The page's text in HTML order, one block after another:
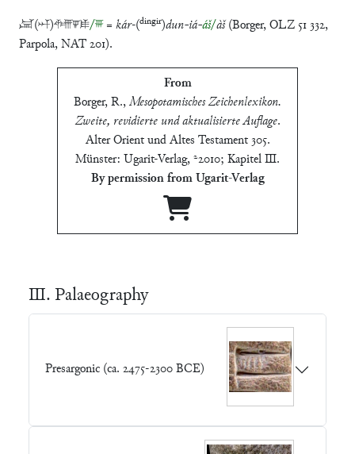
𒃸(𒀭)𒂄𒐊𒀾/𒐋= kár-(dingir)dun-iá-áš/àš(Borger, OLZ 51 332,
Parpola, NAT 201).
From
Borger, R.,Mesopotamisches Zeichenlexikon.
Zweite, revidierte und aktualisierte Auflage.
Alter Orient und Altes Testament 305.
Münster: Ugarit-Verlag, ²2010; Kapitel Ⅲ.
By permission from Ugarit-Verlag
Ⅲ. Palaeography
Presargonic (ca. 2475-2300 BCE)